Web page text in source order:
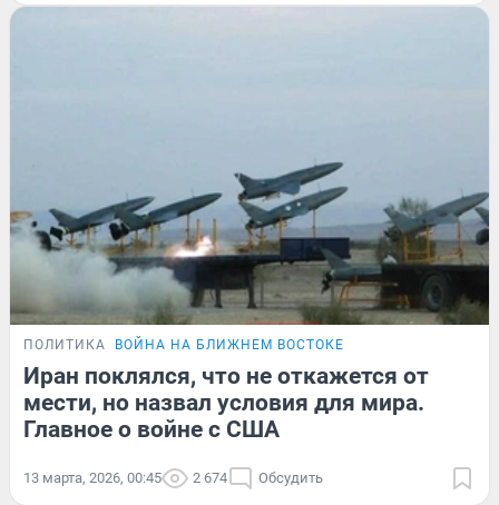
ПОЛИТИКА ВОЙНА НА БЛИЖНЕМ ВОСТОКЕ
Иран поклялся, что не откажется от
мести, но назвал условия для мира.
Главное о войне с США
13 марта, 2026, 00:45 2 674 Обсудить